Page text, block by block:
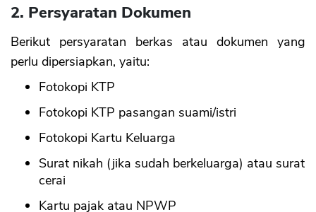
2. Persyaratan Dokumen
Berikut persyaratan berkas atau dokumen yang
perlu dipersiapkan, yaitu:
Fotokopi KTP
Fotokopi KTP pasangan suami/istri
Fotokopi Kartu Keluarga
Surat nikah (jika sudah berkeluarga) atau surat
cerai
Kartu pajak atau NPWP